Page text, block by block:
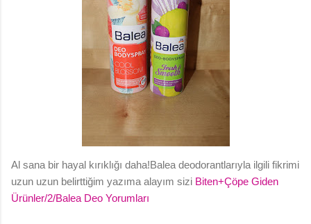
Al sana bir hayal kırıklığı daha!Balea deodorantlarıyla ilgili fikrimi
uzun uzun belirttiğim yazıma alayım sizi Biten+Çöpe Giden
Ürünler/2/Balea Deo Yorumları